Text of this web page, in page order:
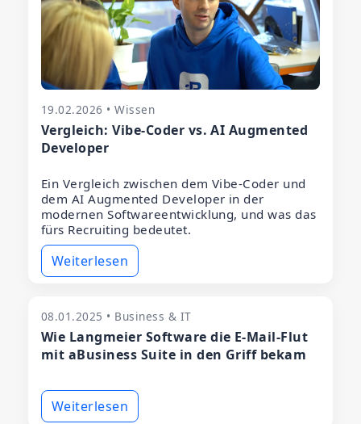
19.02.2026 • Wissen
Vergleich: Vibe-Coder vs. AI Augmented
Developer
Ein Vergleich zwischen dem Vibe-Coder und
dem AI Augmented Developer in der
modernen Softwareentwicklung, und was das
fürs Recruiting bedeutet.
Weiterlesen
08.01.2025 • Business & IT
Wie Langmeier Software die E-Mail-Flut
mit aBusiness Suite in den Griff bekam
Weiterlesen